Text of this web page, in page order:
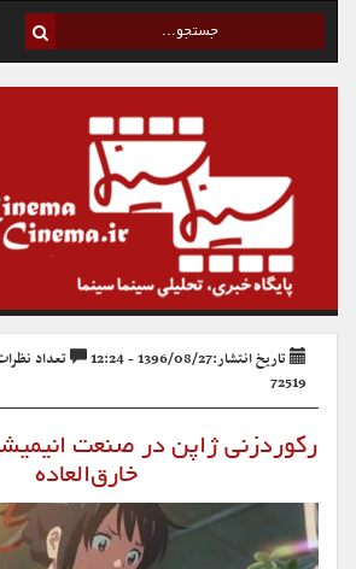
تاریخ انتشار:1396/08/27 - 12:24 تعداد نظرات: ۰
72519
رکوردزنی ژاپن در صنعت
خارق‌العاده